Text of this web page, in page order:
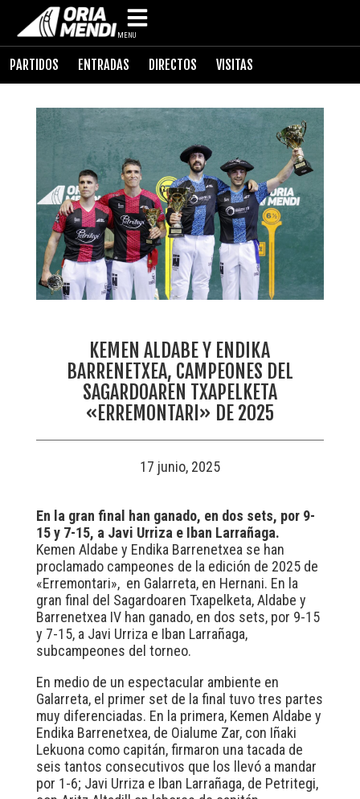
MENU
PARTIDOS ENTRADAS DIRECTOS VISITAS
KEMEN ALDABE Y ENDIKA
BARRENETXEA, CAMPEONES DEL
SAGARDOAREN TXAPELKETA
«ERREMONTARI» DE 2025
17 junio, 2025
En la gran final han ganado, en dos sets, por 9-
15 y 7-15, a Javi Urriza e Iban Larrañaga.
Kemen Aldabe y Endika Barrenetxea se han
proclamado campeones de la edición de 2025 de
«Erremontari», en Galarreta, en Hernani. En la
gran final del Sagardoaren Txapelketa, Aldabe y
Barrenetxea IV han ganado, en dos sets, por 9-15
y 7-15, a Javi Urriza e Iban Larrañaga,
subcampeones del torneo.
En medio de un espectacular ambiente en
Galarreta, el primer set de la final tuvo tres partes
muy diferenciadas. En la primera, Kemen Aldabe y
Endika Barrenetxea, de Oialume Zar, con Iñaki
Lekuona como capitán, firmaron una tacada de
seis tantos consecutivos que los llevó a mandar
por 1-6; Javi Urriza e Iban Larrañaga, de Petritegi,